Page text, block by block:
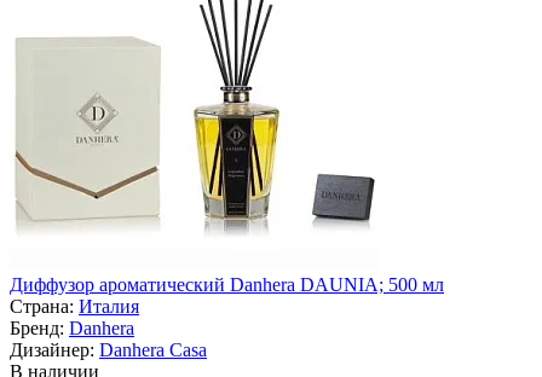
Диффузор ароматический Danhera DAUNIA; 500 мл
Страна: Италия
Бренд: Danhera
Дизайнер: Danhera Casa
В наличии